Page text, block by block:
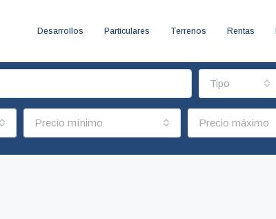
Desarrollos Particulares Terrenos Rentas
Tipo
Precio mínimo Precio máximo